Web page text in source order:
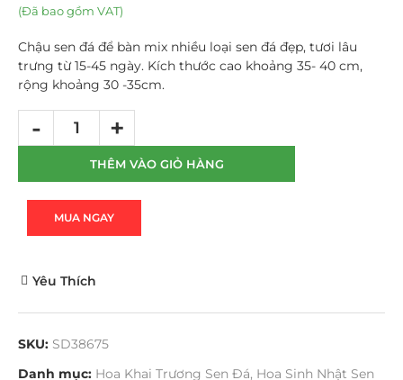
(Đã bao gồm VAT)
Chậu sen đá để bàn mix nhiều loại sen đá đẹp, tươi lâu
trưng từ 15-45 ngày. Kích thước cao khoảng 35- 40 cm,
rộng khoảng 30 -35cm.
THÊM VÀO GIỎ HÀNG
MUA NGAY
Yêu Thích
SKU: SD38675
Danh mục: Hoa Khai Trương Sen Đá, Hoa Sinh Nhật Sen